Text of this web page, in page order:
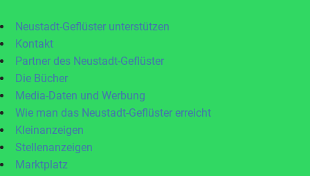
Neustadt-Geflüster unterstützen
Kontakt
Partner des Neustadt-Geflüster
Die Bücher
Media-Daten und Werbung
Wie man das Neustadt-Geflüster erreicht
Kleinanzeigen
Stellenanzeigen
Marktplatz